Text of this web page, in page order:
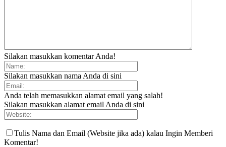
Silakan masukkan komentar Anda!
Silakan masukkan nama Anda di sini
Anda telah memasukkan alamat email yang salah!
Silakan masukkan alamat email Anda di sini
Tulis Nama dan Email (Website jika ada) kalau Ingin Memberi
Komentar!